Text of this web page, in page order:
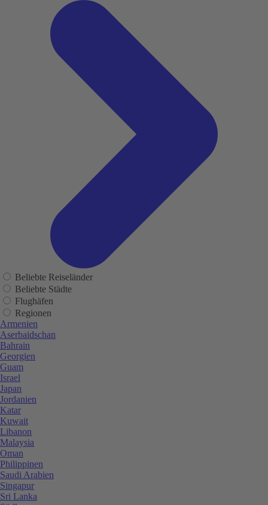
Beliebte Reiseländer
Beliebte Städte
Flughäfen
Regionen
Armenien
Aserbaidschan
Bahrain
Georgien
Guam
Israel
Japan
Jordanien
Katar
Kuwait
Libanon
Malaysia
Oman
Philippinen
Saudi Arabien
Singapur
Sri Lanka